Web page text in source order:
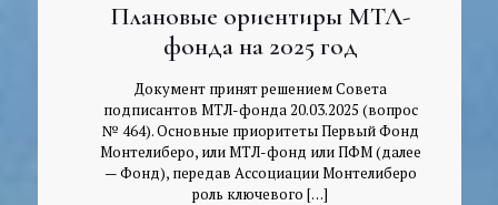
Плановые ориентиры МТЛ-
фонда на 2025 год
Документ принят решением Совета
подписантов МТЛ-фонда 20.03.2025 (вопрос
№ 464). Основные приоритеты Первый Фонд
Монтелиберо, или МТЛ-фонд или ПФМ (далее
— Фонд), передав Ассоциации Монтелиберо
роль ключевого […]